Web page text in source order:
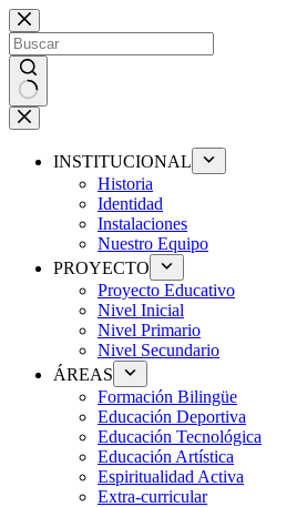
Saltar
al
contenido
Sin
resultados
INSTITUCIONAL
Historia
Identidad
Instalaciones
Nuestro Equipo
PROYECTO
Proyecto Educativo
Nivel Inicial
Nivel Primario
Nivel Secundario
ÁREAS
Formación Bilingüe
Educación Deportiva
Educación Tecnológica
Educación Artística
Espiritualidad Activa
Extra-curricular